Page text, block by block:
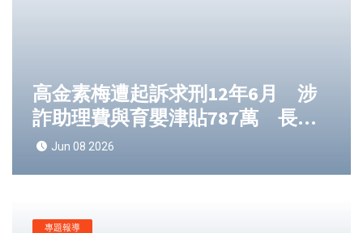
高金素梅遭起訴求刑12年6月 涉
詐助理費與育嬰津貼787萬 長期
人頭帳戶疑雲正式曝光
Jun 08 2026
專題報導